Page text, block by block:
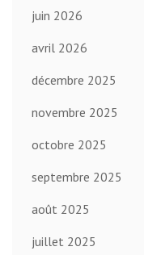
juin 2026
avril 2026
décembre 2025
novembre 2025
octobre 2025
septembre 2025
août 2025
juillet 2025